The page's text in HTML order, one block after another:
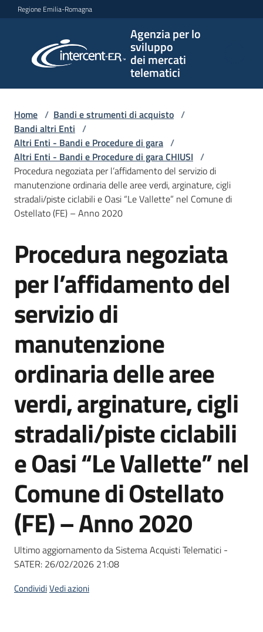
Vai al contenuto
Vai alla navigazione
Vai al footer
Regione Emilia-Romagna
Agenzia per lo
sviluppo
dei mercati
telematici
per lo
sviluppo
telematici
L'Agenzia
Bandi
strumenti
di
Supporto
Piattaforme
telematiche
English
site
Seguici
su
Home / Bandi e strumenti di acquisto /
Bandi altri Enti /
Altri Enti - Bandi e Procedure di gara /
Altri Enti - Bandi e Procedure di gara CHIUSI /
Procedura negoziata per l’affidamento del servizio di
manutenzione ordinaria delle aree verdi, arginature, cigli
stradali/piste ciclabili e Oasi “Le Vallette” nel Comune di
Ostellato (FE) – Anno 2020
Salta al contenuto
Procedura negoziata
per l’affidamento del
servizio di
manutenzione
ordinaria delle aree
verdi, arginature, cigli
stradali/piste ciclabili
e Oasi “Le Vallette” nel
Comune di Ostellato
(FE) – Anno 2020
Ultimo aggiornamento da Sistema Acquisti Telematici -
SATER: 26/02/2026 21:08
CondividiVedi azioni